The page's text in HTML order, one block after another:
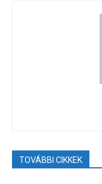
TOVÁBBI CIKKEK